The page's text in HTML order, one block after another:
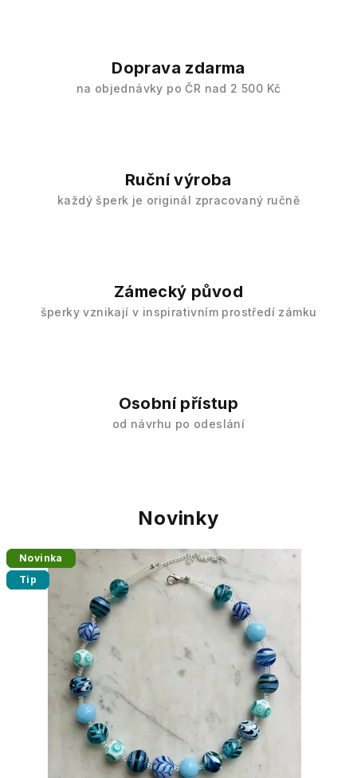
Doprava zdarma
na objednávky po ČR nad 2 500 Kč
Ruční výroba
každý šperk je originál zpracovaný ručně
Zámecký původ
šperky vznikají v inspirativním prostředí zámku
Osobní přístup
od návrhu po odeslání
Novinky
Novinka
Tip
Novinka
Tip
Novinka
Tip